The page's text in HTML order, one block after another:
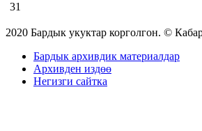
31
2020 Бардык укуктар корголгон. ©
Бардык архивдик материалдар
Архивден издөө
Негизги сайтка